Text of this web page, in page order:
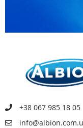
+38 067 985 18 05